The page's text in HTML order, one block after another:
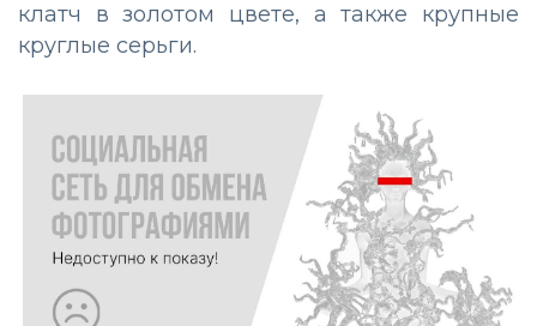
клатч в золотом цвете, а также крупные
круглые серьги.